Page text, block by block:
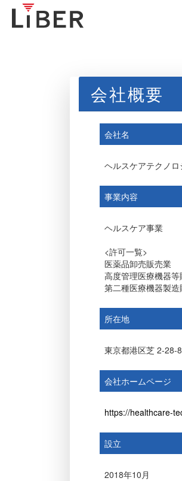
会社概要
会社名
ヘルスケアテクノ
事業内容
ヘルスケア事業
<許可一覧>
医薬品卸売販売業
高度管理医療機器
第二種医療機器製
所在地
東京都港区芝 2-28-
会社ホームページ
https://healthcare-
設立
2018年10月